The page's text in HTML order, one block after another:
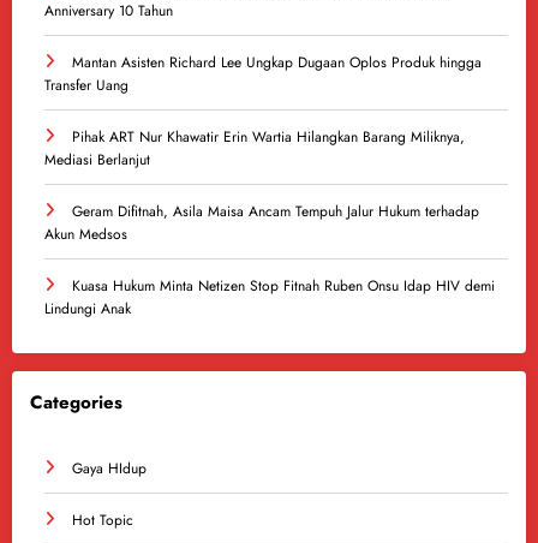
Anniversary 10 Tahun
Mantan Asisten Richard Lee Ungkap Dugaan Oplos Produk hingga
Transfer Uang
Pihak ART Nur Khawatir Erin Wartia Hilangkan Barang Miliknya,
Mediasi Berlanjut
Geram Difitnah, Asila Maisa Ancam Tempuh Jalur Hukum terhadap
Akun Medsos
Kuasa Hukum Minta Netizen Stop Fitnah Ruben Onsu Idap HIV demi
Lindungi Anak
Categories
Gaya HIdup
Hot Topic